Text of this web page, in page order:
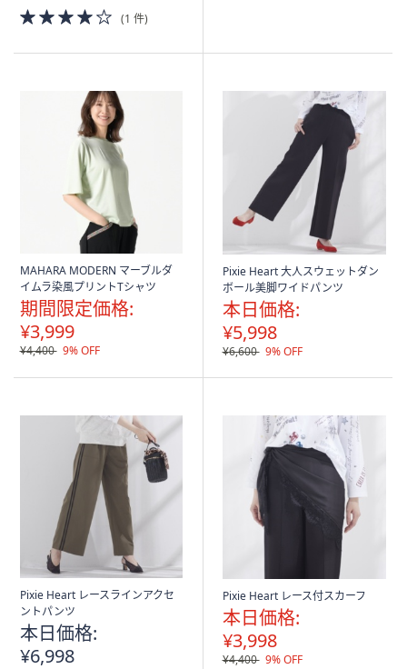
4.0
of
(1 件)
MAHARA MODERN マーブルダ
イムラ染風プリントTシャツ
期間限定価格:
¥3,999
¥4,400 9% OFF
Pixie Heart 大人スウェットダン
ボール美脚ワイドパンツ
本日価格:
¥5,998
¥6,600 9% OFF
Pixie Heart レースラインアクセ
ントパンツ
本日価格:
¥6,998
Pixie Heart レース付スカーフ
本日価格:
¥3,998
¥4,400 9% OFF